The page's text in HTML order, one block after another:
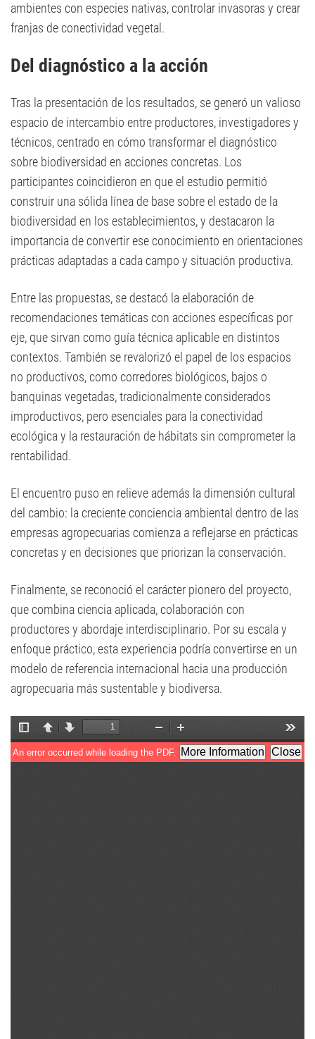
ambientes con especies nativas, controlar invasoras y crear
franjas de conectividad vegetal.
Del diagnóstico a la acción
Tras la presentación de los resultados, se generó un valioso
espacio de intercambio entre productores, investigadores y
técnicos, centrado en cómo transformar el diagnóstico
sobre biodiversidad en acciones concretas. Los
participantes coincidieron en que el estudio permitió
construir una sólida línea de base sobre el estado de la
biodiversidad en los establecimientos, y destacaron la
importancia de convertir ese conocimiento en orientaciones
prácticas adaptadas a cada campo y situación productiva.
Entre las propuestas, se destacó la elaboración de
recomendaciones temáticas con acciones específicas por
eje, que sirvan como guía técnica aplicable en distintos
contextos. También se revalorizó el papel de los espacios
no productivos, como corredores biológicos, bajos o
banquinas vegetadas, tradicionalmente considerados
improductivos, pero esenciales para la conectividad
ecológica y la restauración de hábitats sin comprometer la
rentabilidad.
El encuentro puso en relieve además la dimensión cultural
del cambio: la creciente conciencia ambiental dentro de las
empresas agropecuarias comienza a reflejarse en prácticas
concretas y en decisiones que priorizan la conservación.
Finalmente, se reconoció el carácter pionero del proyecto,
que combina ciencia aplicada, colaboración con
productores y abordaje interdisciplinario. Por su escala y
enfoque práctico, esta experiencia podría convertirse en un
modelo de referencia internacional hacia una producción
agropecuaria más sustentable y biodiversa.